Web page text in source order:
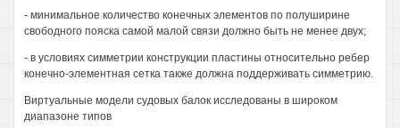
- минимальное количество конечных элементов по полуширине
свободного пояска самой малой связи должно быть не менее двух;
- в условиях симметрии конструкции пластины относительно ребер
конечно-элементная сетка также должна поддерживать симметрию.
Виртуальные модели судовых балок исследованы в широком
диапазоне типов